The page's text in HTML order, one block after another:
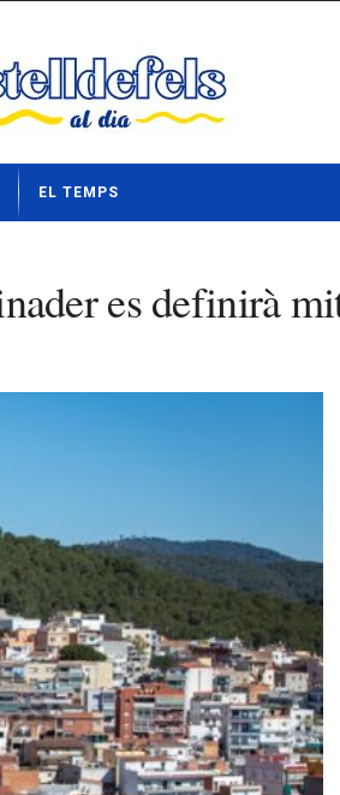
EL TEMPS
es definirà